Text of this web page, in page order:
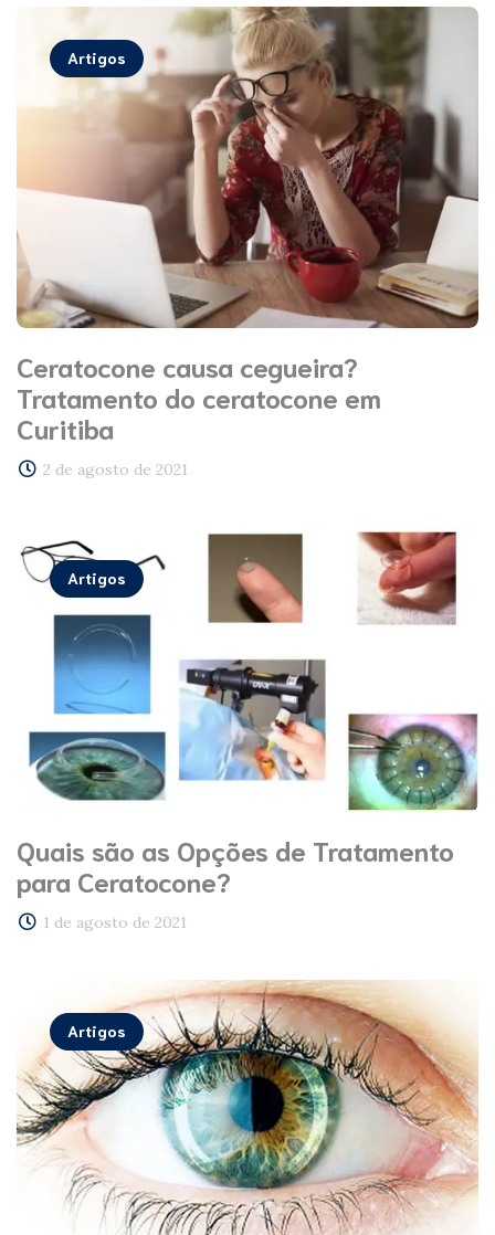
Artigos
Ceratocone causa cegueira?
Tratamento do ceratocone em
Curitiba
2 de agosto de 2021
Artigos
Quais são as Opções de Tratamento
para Ceratocone?
1 de agosto de 2021
Artigos